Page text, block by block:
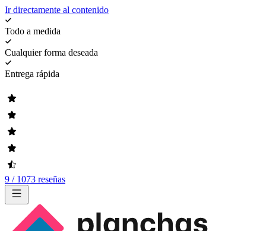
Ir directamente al contenido
Todo a medida
Cualquier forma deseada
Entrega rápida
9 / 1073 reseñas